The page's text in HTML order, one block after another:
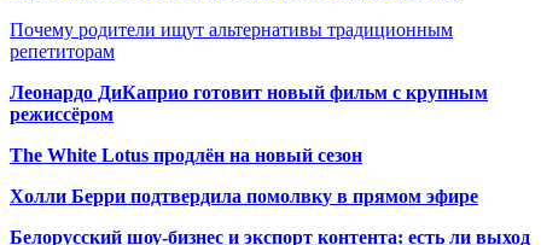
Почему родители ищут альтернативы традиционным
репетиторам
Леонардо ДиКаприо готовит новый фильм с крупным
режиссёром
The White Lotus продлён на новый сезон
Холли Берри подтвердила помолвку в прямом эфире
Белорусский шоу-бизнес и экспорт контента: есть ли выход